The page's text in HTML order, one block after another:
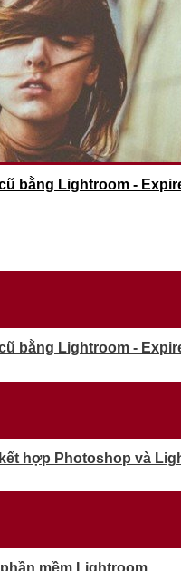
bằng Lightroom -
bằng Lightroom -
hợp Photoshop và